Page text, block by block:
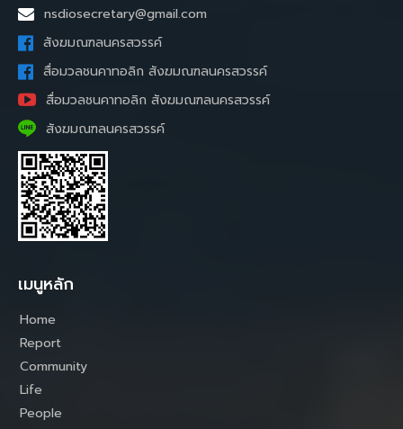
nsdiosecretary@gmail.com
สังฆมณฑลนครสวรรค์
สื่อมวลชนคาทอลิก สังฆมณฑลนครสวรรค์
สื่อมวลชนคาทอลิก สังฆมณฑลนครสวรรค์
สังฆมณฑลนครสวรรค์
เมนูหลัก
Home
Report
Community
Life
People